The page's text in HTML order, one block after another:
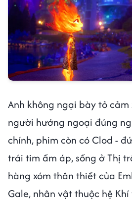
Anh không ngại bày tỏ cảm
người hướng ngoại đúng
chính, phim còn có Clod -
trái tim ấm áp, sống ở Thị
hàng xóm thân thiết của
Gale, nhân vật thuộc hệ